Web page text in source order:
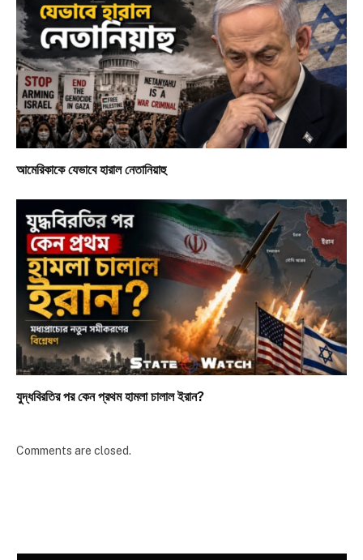
আমেরিকাকে যেভাবে হারাল নেতানিয়াহু
যুদ্ধবিরতির পর কেন প্রথম হামলা চালাল ইরান?
Comments are closed.